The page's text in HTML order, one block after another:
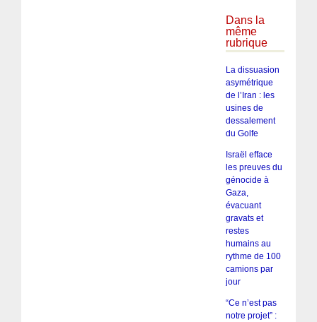
Dans la
même
rubrique
La dissuasion
asymétrique
de l’Iran : les
usines de
dessalement
du Golfe
Israël efface
les preuves du
génocide à
Gaza,
évacuant
gravats et
restes
humains au
rythme de 100
camions par
jour
“Ce n’est pas
notre projet” :